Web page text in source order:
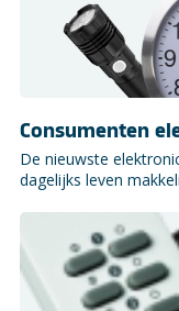
Consumenten
De nieuwste
dagelijks leven